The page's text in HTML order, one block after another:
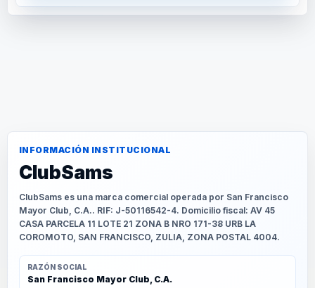
INFORMACIÓN INSTITUCIONAL
ClubSams
ClubSams es una marca comercial operada por San Francisco
Mayor Club, C.A.. RIF: J-50116542-4. Domicilio fiscal: AV 45
CASA PARCELA 11 LOTE 21 ZONA B NRO 171-38 URB LA
COROMOTO, SAN FRANCISCO, ZULIA, ZONA POSTAL 4004.
RAZÓN SOCIAL
San Francisco Mayor Club, C.A.